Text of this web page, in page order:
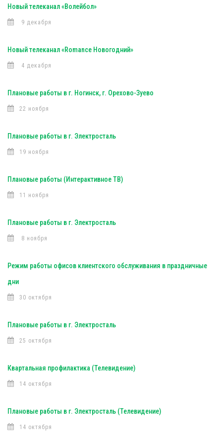
Новый телеканал «Волейбол»
9 декабря
Новый телеканал «Romance Новогодний»
4 декабря
Плановые работы в г. Ногинск, г. Орехово-Зуево
22 ноября
Плановые работы в г. Электросталь
19 ноября
Плановые работы (Интерактивное ТВ)
11 ноября
Плановые работы в г. Электросталь
8 ноября
Режим работы офисов клиентского обслуживания в праздничные
дни
30 октября
Плановые работы в г. Электросталь
25 октября
Квартальная профилактика (Телевидение)
14 октября
Плановые работы в г. Электросталь (Телевидение)
14 октября